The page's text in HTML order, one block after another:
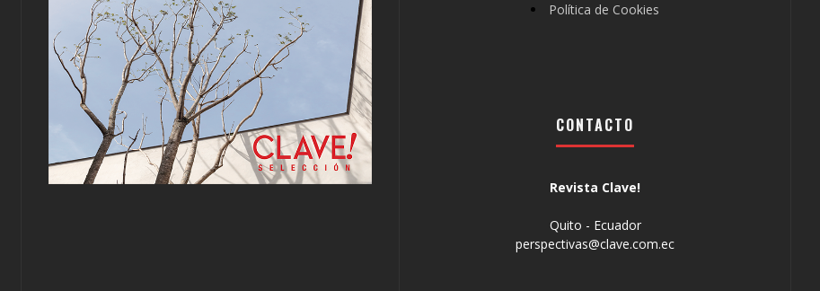
Política de Cookies
CONTACTO
Revista Clave!
Quito - Ecuador
perspectivas@clave.com.ec